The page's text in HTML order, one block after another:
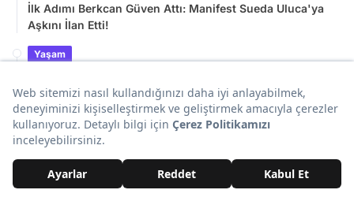
İlk Adımı Berkcan Güven Attı: Manifest Sueda Uluca'ya
Aşkını İlan Etti!
Yaşam
Mokka ve Grandland Güncel Fiyatlar
Yaşam
Helikopterle Havadan 2 Bin Tane Yağdırdılar: Yılanların
Eseri Aldığı Adayı Temizleyecekler
Goygoy